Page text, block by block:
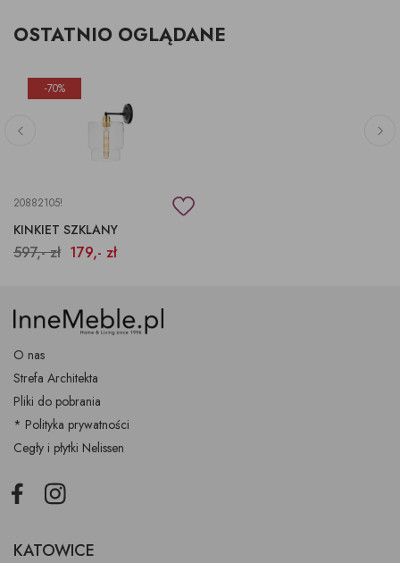
OSTATNIO OGLĄDANE
-70%
20882105!
KINKIET SZKLANY
597,- zł 179,- zł
O nas
Strefa Architekta
Pliki do pobrania
* Polityka prywatności
Cegły i płytki Nelissen
FacebookInstagram
KATOWICE